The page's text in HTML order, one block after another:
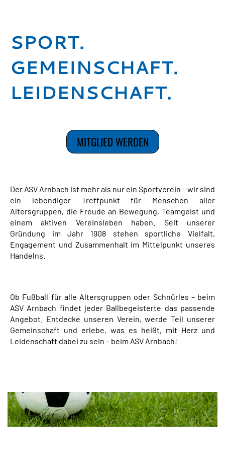
SPORT.
GEMEINSCHAFT.
LEIDENSCHAFT.
MITGLIED WERDEN
Der ASV Arnbach ist mehr als nur ein Sportverein – wir sind
ein lebendiger Treffpunkt für Menschen aller
Altersgruppen, die Freude an Bewegung, Teamgeist und
einem aktiven Vereinsleben haben. Seit unserer
Gründung im Jahr 1908 stehen sportliche Vielfalt,
Engagement und Zusammenhalt im Mittelpunkt unseres
Handelns.
Ob Fußball für alle Altersgruppen oder Schnürles – beim
ASV Arnbach findet jeder Ballbegeisterte das passende
Angebot. Entdecke unseren Verein, werde Teil unserer
Gemeinschaft und erlebe, was es heißt, mit Herz und
Leidenschaft dabei zu sein – beim ASV Arnbach!